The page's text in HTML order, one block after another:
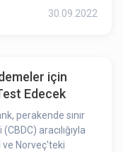
30.09.2022
için
Edecek
perakende sınır
aracılığıyla
Norveç'teki